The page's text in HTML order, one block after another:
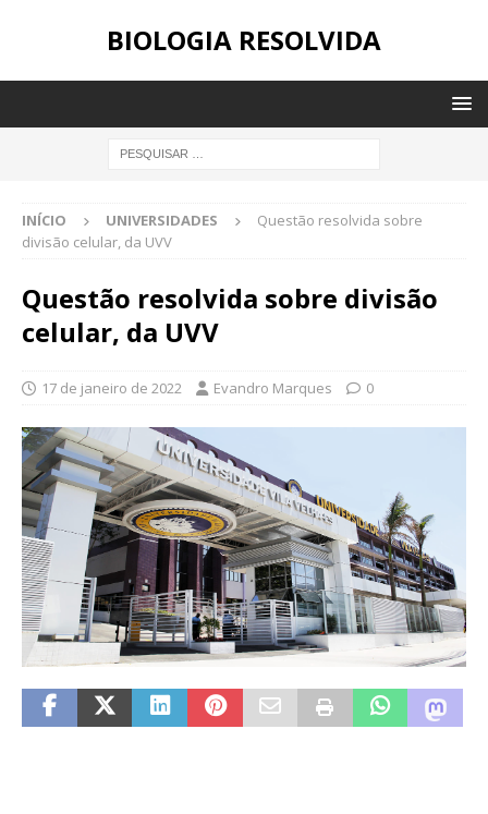
BIOLOGIA RESOLVIDA
INÍCIO UNIVERSIDADES
Questão resolvida sobre
divisão celular, da UVV
Questão resolvida sobre divisão
celular, da UVV
17 de janeiro de 2022 Evandro Marques 0